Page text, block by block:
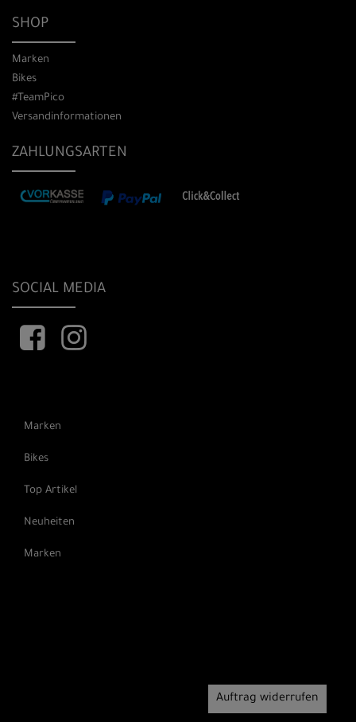
SHOP
Marken
Bikes
#TeamPico
Versandinformationen
ZAHLUNGSARTEN
SOCIAL MEDIA
Marken
Bikes
Top Artikel
Neuheiten
Marken
Auftrag widerrufen